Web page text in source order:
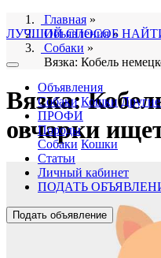
ЛУЧШИЙ СПОСОБ
Объявления
Собаки Кошки
ПРОФИ
Породы
Собаки Кошки
Статьи
Личный кабинет
ПОДАТЬ
Подать объявление
Главная »
Объявления»
Собаки »
Вязка: Кобель
Вязка:
овчарки